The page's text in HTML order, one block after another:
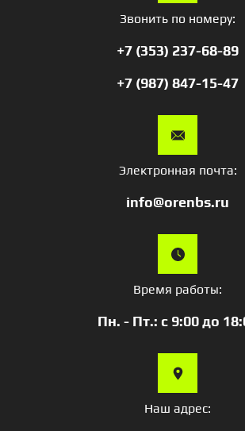
Звонить по номеру:
+7 (353) 237-68-89
+7 (987) 847-15-47
Электронная почта:
info@orenbs.ru
Время работы:
Пн. - Пт.: с 9:00 до
Наш адрес: